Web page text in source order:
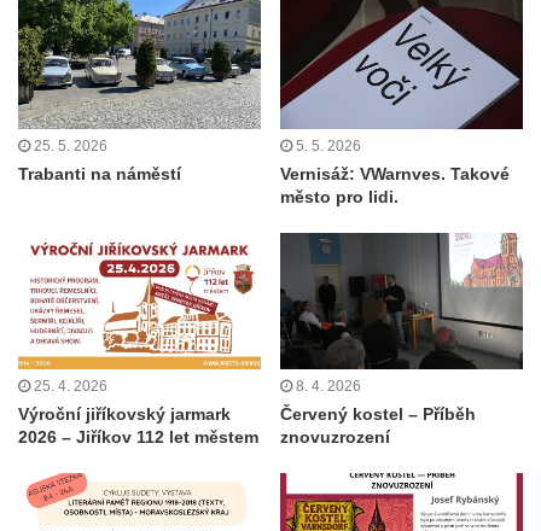
25. 5. 2026
Trabanti na náměstí
5. 5. 2026
Vernisáž: VWarnves. Takové
město pro lidi.
25. 4. 2026
Výroční jiříkovský jarmark
2026 – Jiříkov 112 let městem
8. 4. 2026
Červený kostel – Příběh
znovuzrození